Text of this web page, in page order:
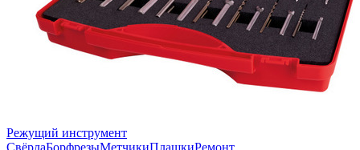
Режущий инструмент
СвёрлаБорфрезыМетчикиПлашкиРемонт